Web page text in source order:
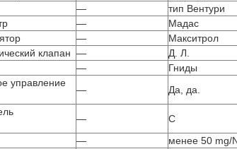
—
тип Вентури
—
Мадас
—
Макситрол
клапан —
Д. Л.
—
Гниды
управление
—
Да, да.
—
С
—
менее 50 mg/